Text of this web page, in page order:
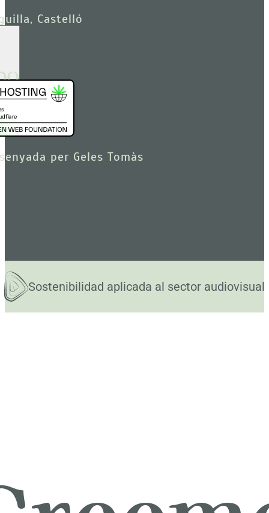
Castelló
per Geles Tomàs
Sostenibilidad aplicada al sector audiovisual